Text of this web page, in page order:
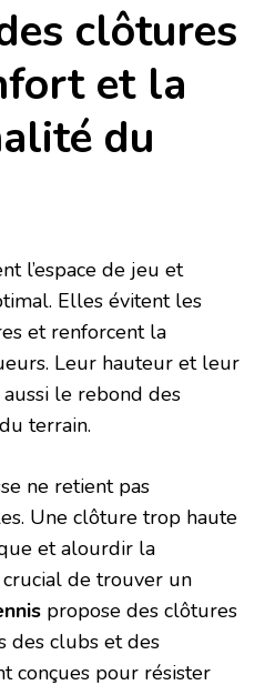
clôtures
et la
du
l’espace de jeu et
Elles évitent les
et renforcent la
Leur hauteur et leur
le rebond des
terrain.
ne retient pas
Une clôture trop haute
et alourdir la
de trouver un
propose des clôtures
des clubs et des
conçues pour résister